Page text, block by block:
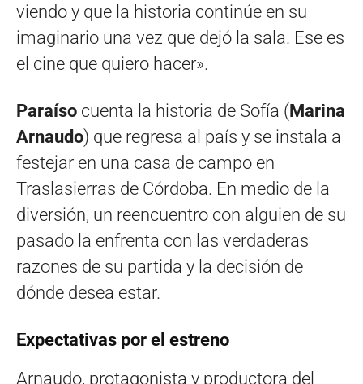
viendo y que la historia continúe en su
imaginario una vez que dejó la sala. Ese es
el cine que quiero hacer».
Paraíso cuenta la historia de Sofía (Marina
Arnaudo) que regresa al país y se instala a
festejar en una casa de campo en
Traslasierras de Córdoba. En medio de la
diversión, un reencuentro con alguien de su
pasado la enfrenta con las verdaderas
razones de su partida y la decisión de
dónde desea estar.
Expectativas por el estreno
Arnaudo, protagonista y productora del